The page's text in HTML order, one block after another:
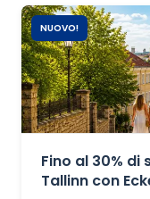
NUOVO!
Fino al 30%
Tallinn con